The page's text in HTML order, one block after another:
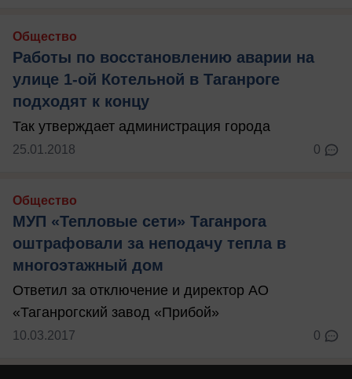
Общество
Работы по восстановлению аварии на
улице 1-ой Котельной в Таганроге
подходят к концу
Так утверждает администрация города
25.01.2018 0
Общество
МУП «Тепловые сети» Таганрога
оштрафовали за неподачу тепла в
многоэтажный дом
Ответил за отключение и директор АО
«Таганрогский завод «Прибой»
10.03.2017 0